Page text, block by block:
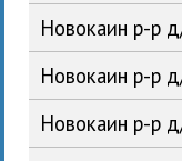
Новокаин р-р
Новокаин р-р
Новокаин р-р